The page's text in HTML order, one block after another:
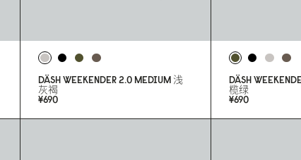
DÄSH WEEKENDER 2.0MEDIUM浅
灰褐
¥690
DÄSH
榄绿
¥690